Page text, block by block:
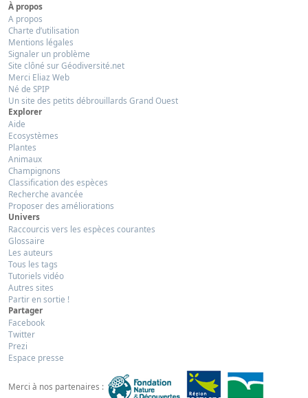
À propos
A propos
Charte d’utilisation
Mentions légales
Signaler un problème
Site clôné sur Géodiversité.net
Merci Eliaz Web
Né de SPIP
Un site des petits débrouillards Grand Ouest
Explorer
Aide
Ecosystèmes
Plantes
Animaux
Champignons
Classification des espèces
Recherche avancée
Proposer des améliorations
Univers
Raccourcis vers les espèces courantes
Glossaire
Les auteurs
Tous les tags
Tutoriels vidéo
Autres sites
Partir en sortie !
Partager
Facebook
Twitter
Prezi
Espace presse
Merci à nos partenaires :